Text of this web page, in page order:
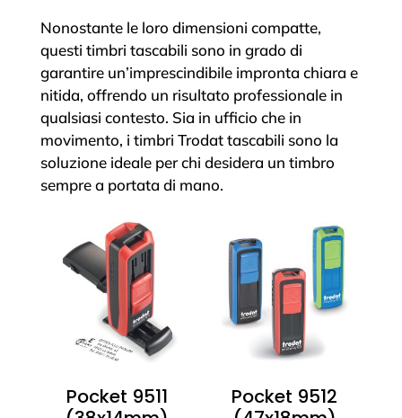
Nonostante le loro dimensioni compatte,
questi timbri tascabili sono in grado di
garantire un’imprescindibile impronta chiara e
nitida, offrendo un risultato professionale in
qualsiasi contesto. Sia in ufficio che in
movimento, i timbri Trodat tascabili sono la
soluzione ideale per chi desidera un timbro
sempre a portata di mano.
Pocket 9511
Pocket 9512